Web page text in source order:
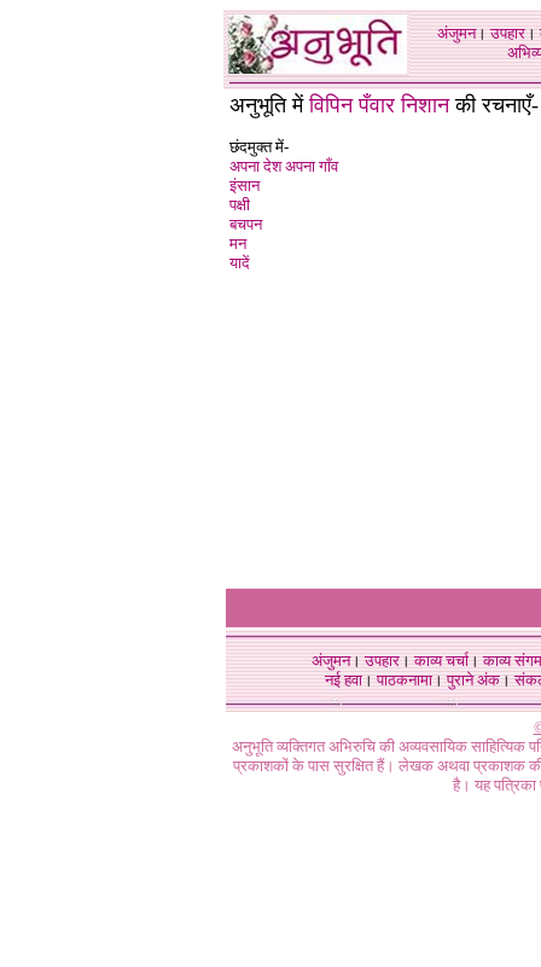
अंजुमन।उपहार।
अनुभूति मेंविपिन पँवार निशानकी रचनाएँ-
छंदमुक्त में-
अपना देश अपना गाँव
इंसान
पक्षी
बचपन
मन
यादें
अंजुमन।उपहार।काव्य चर्चा।काव्य संगम
नई हवा। पाठकनामा। पुराने अंक।
अनुभूति व्यक्तिगत अभिरुचि की अव्यवसायिक
प्रकाशकों के पास सुरक्षित हैं। लेखक अथवा प्रकाशक की
है। यह पत्रिका